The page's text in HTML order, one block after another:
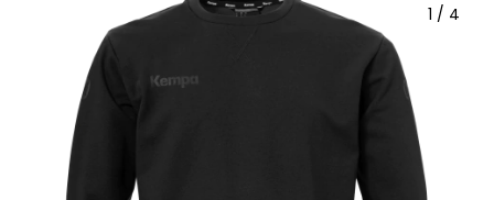
1 / 4